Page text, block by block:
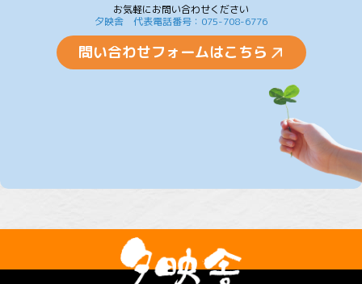
お気軽にお問い合わせください
夕映舎 代表電話番号：075-708-6776
問い合わせフォームはこちら